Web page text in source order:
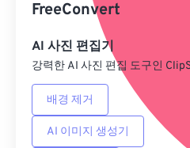
FreeConvert
AI 사진 편집기
강력한 AI 사진 편집 도구인
배경 제거
AI 이미지 생성기